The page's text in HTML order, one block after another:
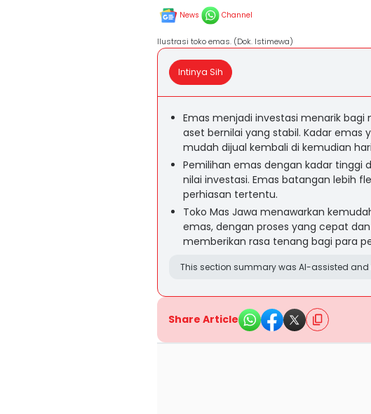
News Channel
Ilustrasi toko emas. (Dok. Istimewa)
Intinya Sih
Emas menjadi investasi menarik bagi
aset bernilai yang stabil. Kadar
mudah dijual kembali di kemudian
Pemilihan emas dengan kadar tinggi
nilai investasi. Emas batangan lebih
perhiasan tertentu.
Toko Mas Jawa menawarkan
emas, dengan proses yang cepat
memberikan rasa tenang bagi para
This section summary was AI-assisted and
Share Article